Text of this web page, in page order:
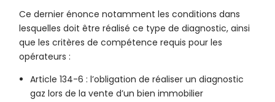
Ce dernier énonce notamment les conditions dans
lesquelles doit être réalisé ce type de diagnostic, ainsi
que les critères de compétence requis pour les
opérateurs :
Article 134-6 : l’obligation de réaliser un diagnostic
gaz lors de la vente d’un bien immobilier